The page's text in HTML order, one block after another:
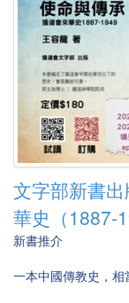
文字部新書
華史（1887-
新書推介
一本中國傳教史，